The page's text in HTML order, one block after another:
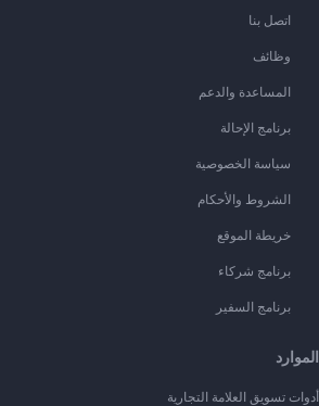
اتصل بنا
وظائف
المساعدة والدعم
برنامج الإحالة
سياسة الخصوصية
الشروط والأحكام
خريطة الموقع
برنامج شركاء
برنامج السفير
الموارد
أدوات تسويق العلامة التجارية